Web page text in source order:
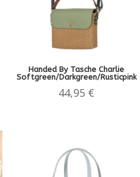
Handed By Tasche Charlie
Softgreen/Darkgreen/Rusticpink
44,95 €